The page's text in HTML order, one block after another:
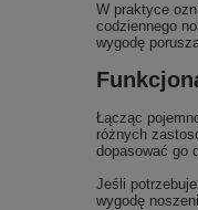
W praktyce
codziennego
wygodę
Łącząc
różnych
dopasować go
Jeśli
wygodę